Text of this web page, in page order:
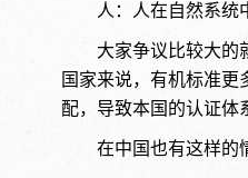
人：人在自然系统
大家争议比较大的
国家来说，有机标准
配，导致本国的认证体
在中国也有这样的